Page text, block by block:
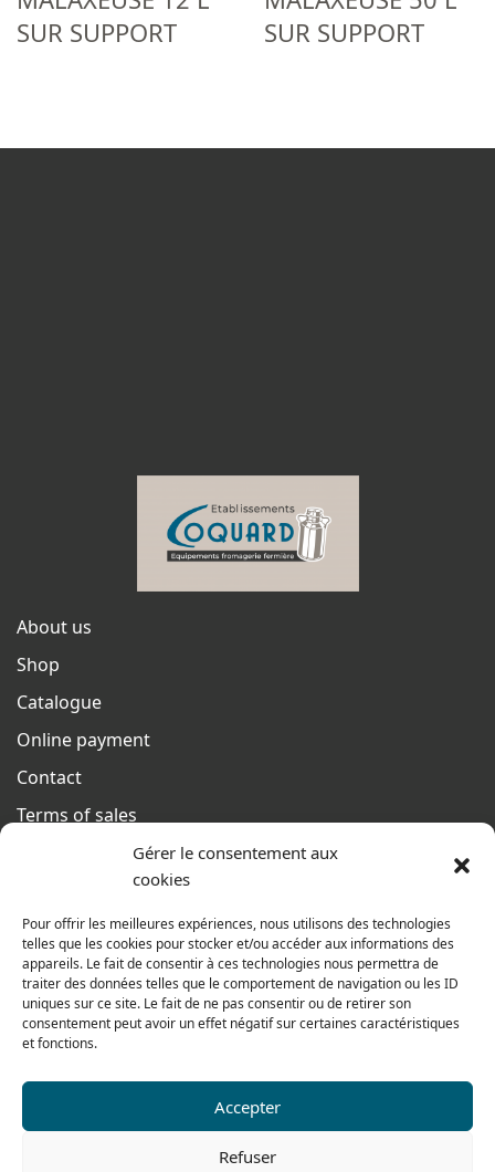
Gérer le consentement aux
cookies
Pour offrir les meilleures expériences, nous utilisons des technologies
telles que les cookies pour stocker et/ou accéder aux informations des
appareils. Le fait de consentir à ces technologies nous permettra de
traiter des données telles que le comportement de navigation ou les ID
uniques sur ce site. Le fait de ne pas consentir ou de retirer son
consentement peut avoir un effet négatif sur certaines caractéristiques
et fonctions.
Accepter
Refuser
SUR SUPPORT
SUR SUPPORT
About us
Shop
Catalogue
Online payment
Contact
Terms of sales
From monday to thursday
From 8h to 12h30 and from 13h30 to 17h20
On friday
From 8h to 12h30 and from 13h30 to 16h
Our range for particulars